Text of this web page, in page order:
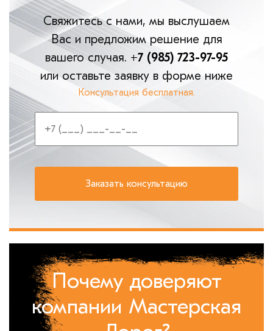
Свяжитесь с нами, мы выслушаем
Вас и предложим решение для
вашего случая. +7 (985) 723-97-95
или оставьте заявку в форме ниже
Консультация бесплатная.
Почему доверяют
компании Мастерская